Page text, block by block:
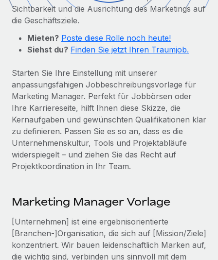
Globales Onboarding und Verwalten von
PEO
Auslagern von komplexen HR-Aufgaben
Remote Embedded
Nahtlose Integration der HR in bestehende Abläufe
Plattform
Integrierte HR-Kernfunktionen für dein Team
Verknüpfen
Neu
Verknüpfung beliebiger KI-Tools mit Remote über unser
Integrationen
Tools
DIENSTLEISTUNGEN
Startups
Agile HR- und Payroll-Lösungen für wachsende
Mittelstand
Maßgeschneiderte HR-Lösungen, um Teams zu
vergrößern
Enterprise
Globale HR für Konzerne und Großunternehmen
PARTNER WERDEN
Flexible Einbettung von Global-HR-Funktionen in deine
Partner werden
Entdecke die Möglichkeiten einer Partnerschaft
Gesamtbeschäftigungskosten
Informationen zu möglichen Währungen und
Abwicklungsfristen für globale Freelancer:innen
LERNEN MIT REMOTE
Forschung und Leitfäden
Fallstudien
HR-Glossar
Checklisten und Vorlagen
Webinare
Events
Newsroom
Nederlands
Français
Español
Italiano
Português (Portugal)
日本語
中文（简体）
Sichtbarkeit und die Ausrichtung des Marketings auf
die Geschäftsziele.
Mieten? Poste diese Rolle noch heute!
Siehst du? Finden Sie jetzt Ihren Traumjob.
Starten Sie Ihre Einstellung mit unserer
anpassungsfähigen Jobbeschreibungsvorlage für
Marketing Manager. Perfekt für Jobbörsen oder
Ihre Karriereseite, hilft Ihnen diese Skizze, die
Kernaufgaben und gewünschten Qualifikationen klar
zu definieren. Passen Sie es so an, dass es die
Unternehmenskultur, Tools und Projektabläufe
widerspiegelt – und ziehen Sie das Recht auf
Projektkoordination in Ihr Team.
Marketing Manager Vorlage
[Unternehmen] ist eine ergebnisorientierte
[Branchen-]Organisation, die sich auf [Mission/Ziele]
konzentriert. Wir bauen leidenschaftlich Marken auf,
die wichtig sind, verbinden uns sinnvoll mit dem